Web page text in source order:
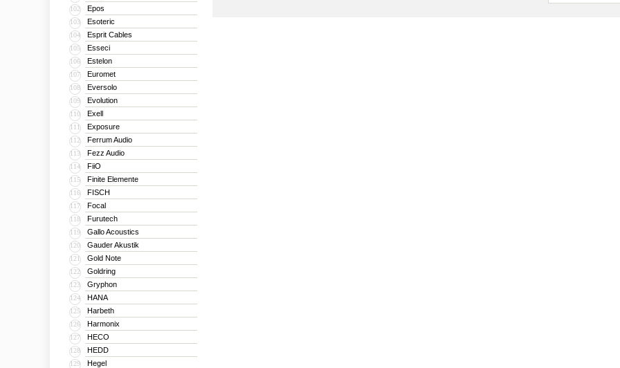
102 Epos
103 Esoteric
104 Esprit Cables
105 Esseci
106 Estelon
107 Euromet
108 Eversolo
109 Evolution
110 Exell
111 Exposure
112 Ferrum Audio
113 Fezz Audio
114 FiiO
115 Finite Elemente
116 FISCH
117 Focal
118 Furutech
119 Gallo Acoustics
120 Gauder Akustik
121 Gold Note
122 Goldring
123 Gryphon
124 HANA
125 Harbeth
126 Harmonix
127 HECO
128 HEDD
129 Hegel